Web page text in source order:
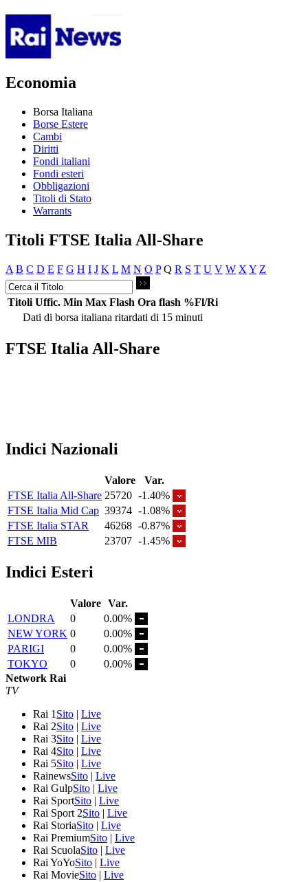
Economia
Borsa Italiana
Borse Estere
Cambi
Diritti
Fondi italiani
Fondi esteri
Obbligazioni
Titoli di Stato
Warrants
Titoli FTSE Italia All-Share
A B C D E F G H I J K L M N O P Q R S T U V W X Y Z
Titoli Uffic. Min Max Flash Ora flash %Fl/Ri
Dati di borsa italiana ritardati di 15 minuti
FTSE Italia All-Share
Indici Nazionali
Valore
Var.
FTSE Italia All-Share 25720 -1.40%
FTSE Italia Mid Cap 39374 -1.08%
FTSE Italia STAR
46268 -0.87%
FTSE MIB
23707 -1.45%
Indici Esteri
Valore Var.
LONDRA
0
0.00%
NEW YORK 0
0.00%
PARIGI
0
0.00%
TOKYO
0
0.00%
Network Rai
TV
Rai 1 Sito | Live
Rai 2Sito | Live
Rai 3Sito | Live
Rai 4Sito | Live
Rai 5Sito | Live
RainewsSito | Live
Rai GulpSito | Live
Rai SportSito | Live
Rai Sport 2Sito | Live
Rai StoriaSito | Live
Rai PremiumSito | Live
Rai ScuolaSito | Live
Rai YoYoSito | Live
Rai MovieSito | Live